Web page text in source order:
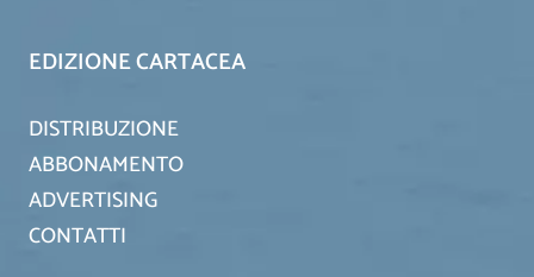
EDIZIONE CARTACEA
DISTRIBUZIONE
ABBONAMENTO
ADVERTISING
CONTATTI